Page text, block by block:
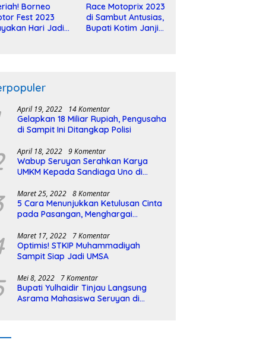
Borneo
Fest 2023
Hari Jadi
Race Motoprix 2023
di Sambut Antusias,
Bupati Kotim Janji
April 19, 2022 14 Komentar
Gelapkan 18 Miliar Rupiah, Pengusaha
di Sampit Ini Ditangkap Polisi
April 18, 2022 9 Komentar
Wabup Seruyan Serahkan Karya
UMKM Kepada Sandiaga Uno di
Maret 25, 2022 8 Komentar
5 Cara Menunjukkan Ketulusan Cinta
pada Pasangan, Menghargai
Maret 17, 2022 7 Komentar
Optimis! STKIP Muhammadiyah
Sampit Siap Jadi UMSA
Mei 8, 2022 7 Komentar
Bupati Yulhaidir Tinjau Langsung
Asrama Mahasiswa Seruyan di